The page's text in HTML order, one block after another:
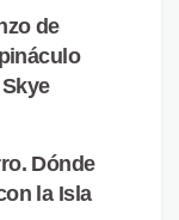
de
Dónde
la Isla